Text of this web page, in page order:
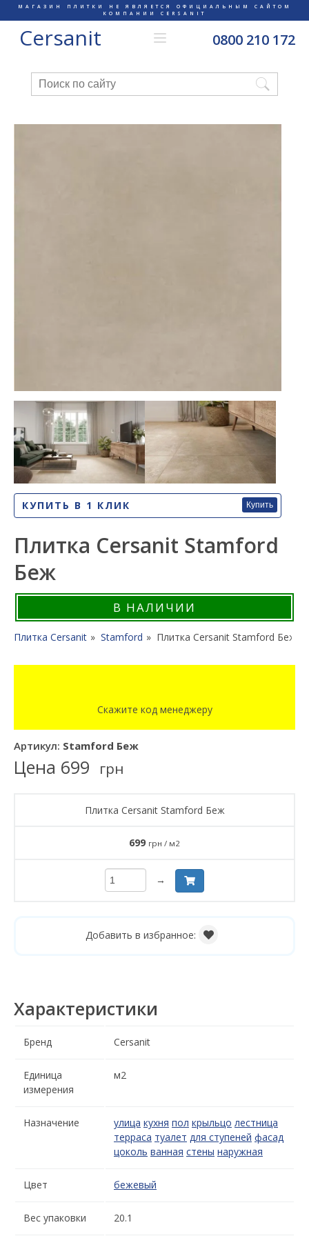
МАГАЗИН ПЛИТКИ НЕ ЯВЛЯЕТСЯ ОФИЦИАЛЬНЫМ САЙТОМ
КОМПАНИИ CERSANIT
Cersanit 0800 210 172
КУПИТЬ В 1 КЛИК Купить
Плитка Cersanit Stamford
Беж
В НАЛИЧИИ
Плитка Cersanit Stamford Плитка Cersanit Stamford Беж
Скажите код менеджеру
Артикул: Stamford Беж
Цена 699 грн
Плитка Cersanit Stamford Беж
699 грн / м2
→
Добавить в избранное:
Характеристики
Бренд Cersanit
Единица
измерения
м2
Назначение улица кухня пол крыльцо лестница
терраса туалет для ступеней фасад
цоколь ванная стены наружная
Цвет бежевый
Вес упаковки 20.1